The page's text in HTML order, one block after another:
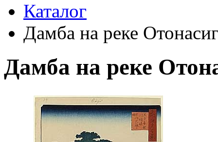
Каталог
Дамба на реке
Дамба на реке